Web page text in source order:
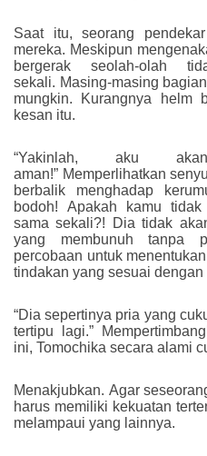
Saat itu, seorang
mereka. Meskipun
bergerak seolah-olah
sekali. Masing-masing
mungkin. Kurangnya helm
kesan itu.
“Yakinlah, aku
aman!” Memperlihatkan
berbalik menghadap
bodoh! Apakah kamu
sama sekali?! Dia tidak
yang membunuh tanpa
percobaan untuk
tindakan yang sesuai
“Dia sepertinya pria yang
tertipu lagi.”
ini, Tomochika secara alami
Menakjubkan. Agar
harus memiliki kekuatan
melampaui yang lainnya.